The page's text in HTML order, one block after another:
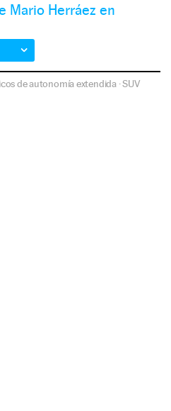
Mario Herráez en
de autonomía extendida·SUV